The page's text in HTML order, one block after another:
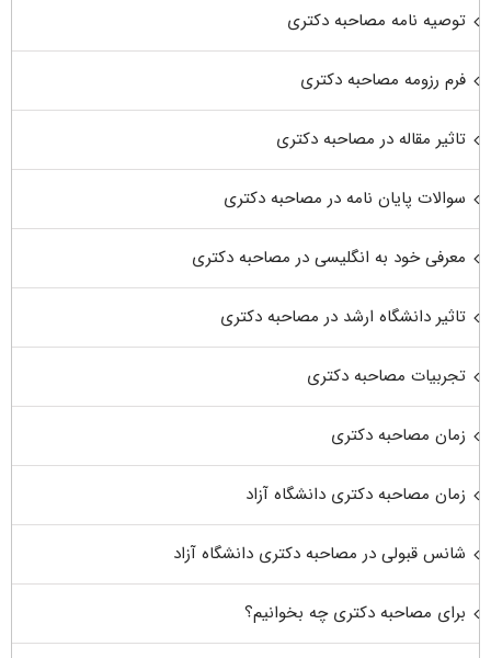
توصیه نامه مصاحبه دکتری
فرم رزومه مصاحبه دکتری
تاثیر مقاله در مصاحبه دکتری
سوالات پایان نامه در مصاحبه دکتری
معرفی خود به انگلیسی در مصاحبه دکتری
تاثیر دانشگاه ارشد در مصاحبه دکتری
تجربیات مصاحبه دکتری
زمان مصاحبه دکتری
زمان مصاحبه دکتری دانشگاه آزاد
شانس قبولی در مصاحبه دکتری دانشگاه آزاد
برای مصاحبه دکتری چه بخوانیم؟